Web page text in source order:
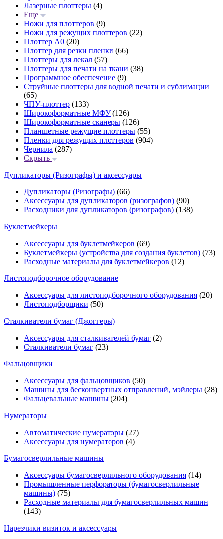
Лазерные плоттеры (4)
Еще
Ножи для плоттеров (9)
Ножи для режущих плоттеров (22)
Плоттер А0 (20)
Плоттер для резки пленки (66)
Плоттеры для лекал (57)
Плоттеры для печати на ткани (38)
Программное обеспечение (9)
Струйные плоттеры для водной печати и сублимации
(65)
ЧПУ-плоттер (133)
Широкоформатные МФУ(126)
Широкоформатные сканеры (126)
Планшетные режущие плоттеры (55)
Пленки для режущих плоттеров (904)
Чернила (287)
Скрыть
Дупликаторы (Ризографы) и аксессуары
Дупликаторы (Ризографы) (66)
Аксессуары для дупликаторов (ризографов) (90)
Расходники для дупликаторов (ризографов) (138)
Буклетмейкеры
Аксессуары для буклетмейкеров (69)
Буклетмейкеры (устройства для создания буклетов) (73)
Расходные материалы для буклетмейкеров (12)
Листоподборочное оборудование
Аксессуары для листоподборочного оборудования (20)
Листоподборщики (50)
Сталкиватели бумаг (Джоггеры)
Аксессуары для сталкивателей бумаг (2)
Сталкиватели бумаг (23)
Фальцовщики
Аксессуары для фальцовщиков (50)
Машины для бесконвертных отправлений, мэйлеры (28)
Фальцевальные машины (204)
Нумераторы
Автоматические нумераторы (27)
Аксессуары для нумераторов (4)
Бумагосверлильные машины
Аксессуары бумагосверлильного оборудования (14)
Промышленные перфораторы (бумагосверлильные
машины) (75)
Расходные материалы для бумагосверлильных машин
(143)
Нарезчики визиток и аксессуары